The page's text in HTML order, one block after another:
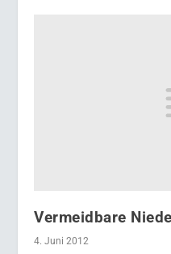
Vermeidbare
4. Juni 2012